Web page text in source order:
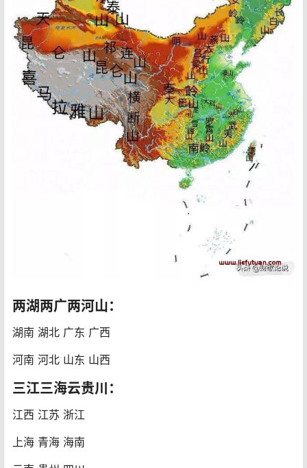
两湖两广两河山：
湖南 湖北 广东 广西
河南 河北 山东 山西
三江三海云贵川：
江西 江苏 浙江
上海 青海 海南